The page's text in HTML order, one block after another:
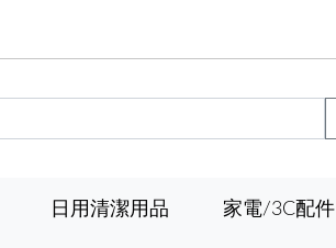
日用清潔用品 家電/3C配件